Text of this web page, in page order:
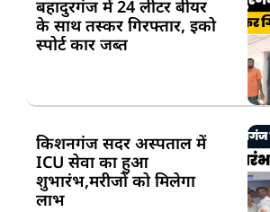
बहादुरगंज में 24 लीटर बीयर
के साथ तस्कर गिरफ्तार, इको
स्पोर्ट कार जब्त
किशनगंज सदर अस्पताल में
ICU सेवा का हुआ
शुभारंभ,मरीजों को मिलेगा
लाभ